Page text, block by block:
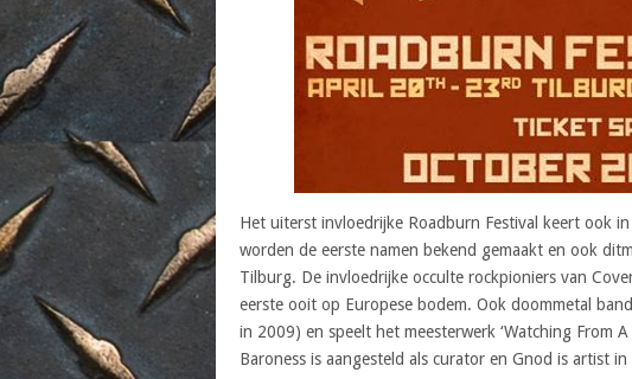
Het uiterst invloedrijke Roadburn Festival keert ook
worden de eerste namen bekend gemaakt en ook
Tilburg. De invloedrijke occulte rockpioniers van
eerste ooit op Europese bodem. Ook doommetal
in 2009) en speelt het meesterwerk ‘Watching From
Baroness is aangesteld als curator en Gnod is artist in